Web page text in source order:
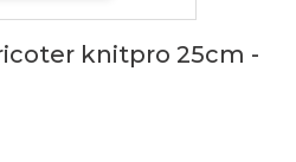
knitpro 25cm -